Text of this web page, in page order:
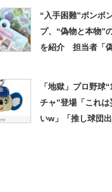
“入手困難”ボンボ
プ、“偽物と本物”
を紹介 担当者「
「地獄」プロ野球
チャ”登場「これ
いw」「推し球団